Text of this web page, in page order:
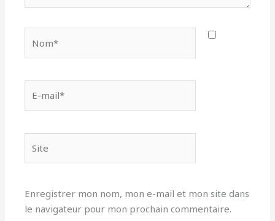
mail*
Enregistrer mon nom, mon e-mail et mon site dans
le navigateur pour mon prochain commentaire.